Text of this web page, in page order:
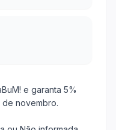
e garanta 5%
de novembro.